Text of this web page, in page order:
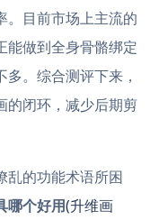
。目前市场上主流的
能做到全身骨骼绑定
。综合测评下来，
的闭环，减少后期剪
乱的功能术语所困
哪个好用(升维画